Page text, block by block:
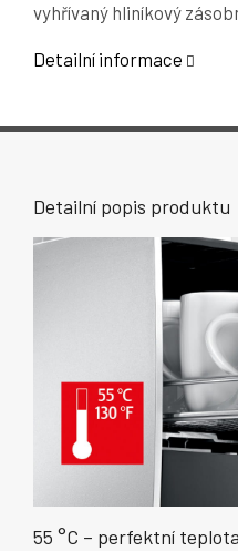
vyhřívaný hliníkový
Detailní informace
Detailní popis produktu
55 °C – perfektní teplota